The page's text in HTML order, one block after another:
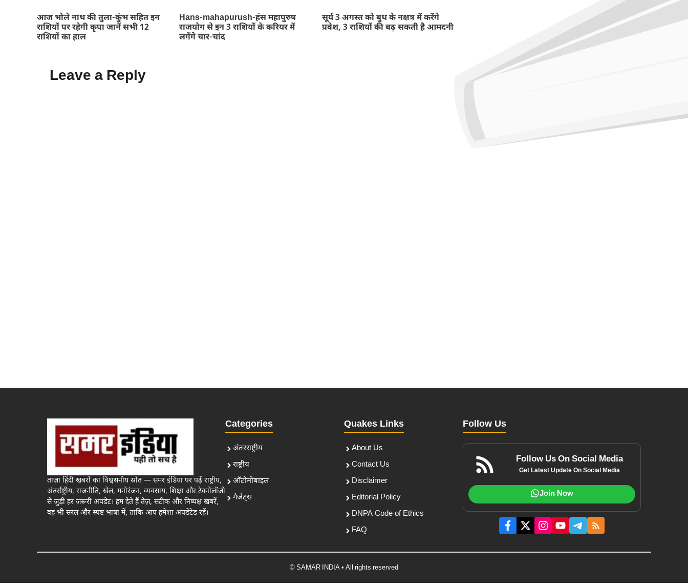
आज भोले नाथ की तुला-कुंभ सहित इन
राशियों पर रहेगी कृपा जानें सभी 12
राशियों का हाल
Hans-mahapurush-हंस महापुरुष
राजयोग से इन 3 राशियों के करियर में
लगेंगे चार-चांद
सूर्य 3 अगस्त को बुध के नक्षत्र में करेंगे
प्रवेश, 3 राशियों की बढ़ सकती है आमदनी
Leave a Reply
ताज़ा हिंदी खबरों का विश्वसनीय स्रोत — समर इंडिया पर पढ़ें राष्ट्रीय,
अंतर्राष्ट्रीय, राजनीति, खेल, मनोरंजन, व्यवसाय, शिक्षा और टेक्नोलॉजी
से जुड़ी हर जरूरी अपडेट। हम देते हैं तेज़, सटीक और निष्पक्ष खबरें,
वह भी सरल और स्पष्ट भाषा में, ताकि आप हमेशा अपडेटेड रहें।
Categories
अंतरराष्ट्रीय
राष्ट्रीय
ऑटोमोबाइल
गैजेट्स
Quakes Links
About Us
Contact Us
Disclaimer
Editorial Policy
DNPA Code of Ethics
FAQ
Follow Us
Follow Us On Social Media
Get Latest Update On Social Media
Join Now
© SAMAR INDIA • All rights reserved